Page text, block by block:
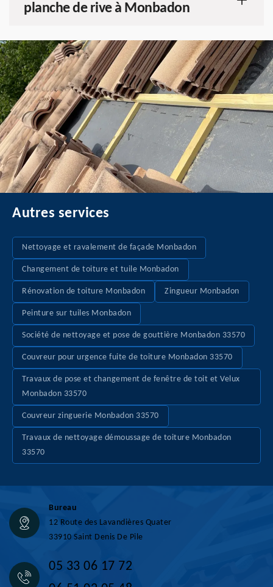
planche de rive à Monbadon
Autres services
Nettoyage et ravalement de façade Monbadon
Changement de toiture et tuile Monbadon
Rénovation de toiture Monbadon Zingueur Monbadon
Peinture sur tuiles Monbadon
Société de nettoyage et pose de gouttière Monbadon 33570
Couvreur pour urgence fuite de toiture Monbadon 33570
Travaux de pose et changement de fenêtre de toit et Velux
Monbadon 33570
Couvreur zinguerie Monbadon 33570
Travaux de nettoyage démoussage de toiture Monbadon
33570
Bureau
12 Route des Lavandières Quater
33910 Saint Denis De Pile
05 33 06 17 72